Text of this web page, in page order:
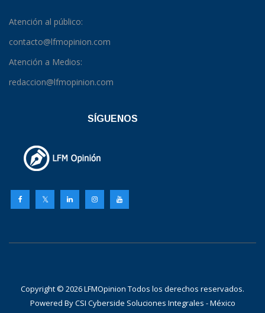
Atención al público:
contacto@lfmopinion.com
Atención a Medios:
redaccion@lfmopinion.com
SÍGUENOS
Copyright © 2026 LFMOpinion Todos los derechos reservados.
Powered ByCSI Cyberside Soluciones Integrales - México